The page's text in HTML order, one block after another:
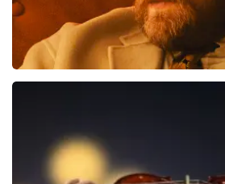
BESTEL NU